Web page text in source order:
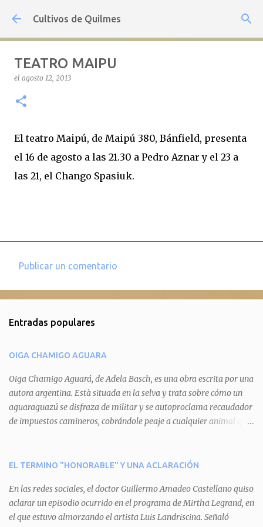
Ir al contenido principal
Cultivos de Quilmes
TEATRO MAIPU
el agosto 12, 2013
El teatro Maipú, de Maipú 380, Bánfield, presenta
el 16 de agosto a las 21.30 a Pedro Aznar y el 23 a
las 21, el Chango Spasiuk.
e
t
a
r
i
o
Publicar un comentario
Entradas populares
OIGA CHAMIGO AGUARA
Oiga Chamigo Aguará, de Adela Basch, es una obra escrita por una
autora argentina. Està situada en la selva y trata sobre cómo un
aguaraguazú se disfraza de militar y se autoproclama recaudador
de impuestos camineros, cobrándole peaje a cualquier animal que
aguará le provoca. De igual manera pasa con Tatú, el armadillo.
del aguará y pasa sin pagar. Por último, Tui, la cotorra, deja
expuesta la mentira del aguará y arenga a los otros tres
personajes a unirse para enfrentarlo. Finalmente, terminan por
EL TERMINO "HONORABLE" Y UNA ACLARACIÓN
En las redes sociales, el doctor Guillermo Amadeo Castellano quiso
aclarar un episodio ocurrido en el programa de Mirtha Legrand, en
el que estuvo almorzando el artista Luis Landriscina. Señaló